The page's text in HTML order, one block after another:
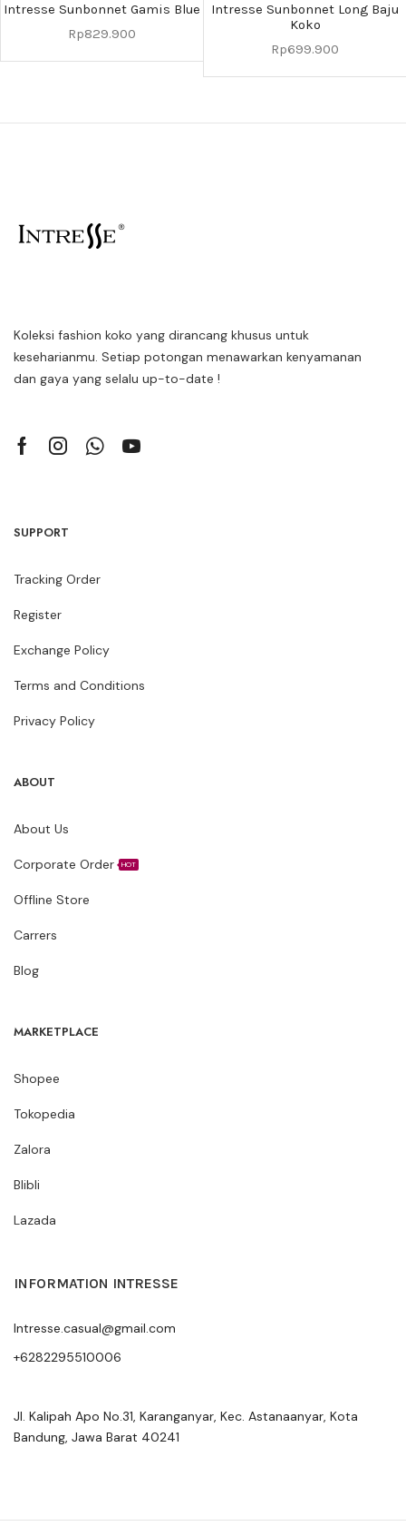
Intresse Sunbonnet Gamis Blue
Rp829.900
Intresse Sunbonnet Long Baju
Koko
Rp699.900
Koleksi fashion koko yang dirancang khusus untuk
keseharianmu. Setiap potongan menawarkan kenyamanan
dan gaya yang selalu up-to-date !
SUPPORT
Tracking Order
Register
Exchange Policy
Terms and Conditions
Privacy Policy
ABOUT
About Us
Corporate Order HOT
Offline Store
Carrers
Blog
MARKETPLACE
Shopee
Tokopedia
Zalora
Blibli
Lazada
INFORMATION INTRESSE
Intresse.casual@gmail.com
+6282295510006
Jl. Kalipah Apo No.31, Karanganyar, Kec. Astanaanyar, Kota
Bandung, Jawa Barat 40241